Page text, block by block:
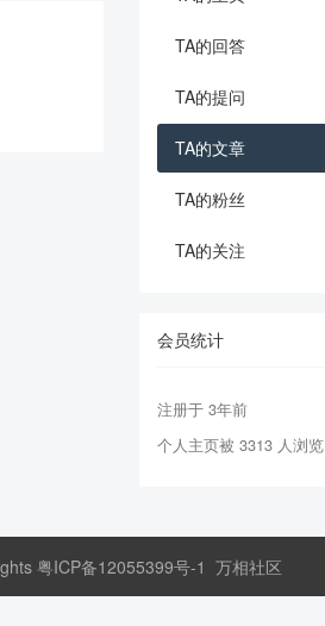
TA的回答
TA的提问
TA的文章
TA的粉丝
TA的关注
会员统计
注册于 3年前
个人主页被 3313 人浏览
粤ICP备12055399号-1 万相社区